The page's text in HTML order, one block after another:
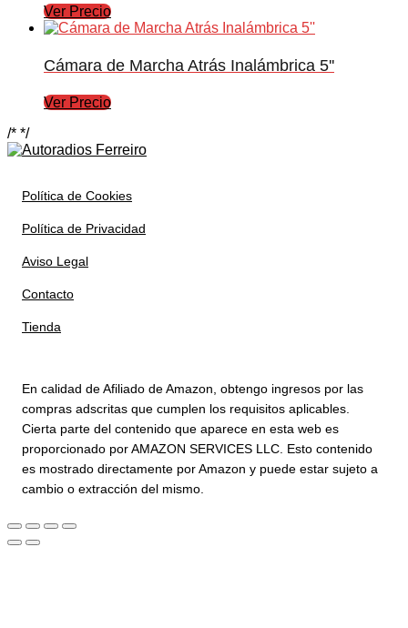
Ver Precio
Cámara de Marcha Atrás Inalámbrica 5''
Ver Precio
/* */
Política de Cookies
Política de Privacidad
Aviso Legal
Contacto
Tienda
En calidad de Afiliado de Amazon, obtengo ingresos por las
compras adscritas que cumplen los requisitos aplicables.
Cierta parte del contenido que aparece en esta web es
proporcionado por AMAZON SERVICES LLC. Esto contenido
es mostrado directamente por Amazon y puede estar sujeto a
cambio o extracción del mismo.